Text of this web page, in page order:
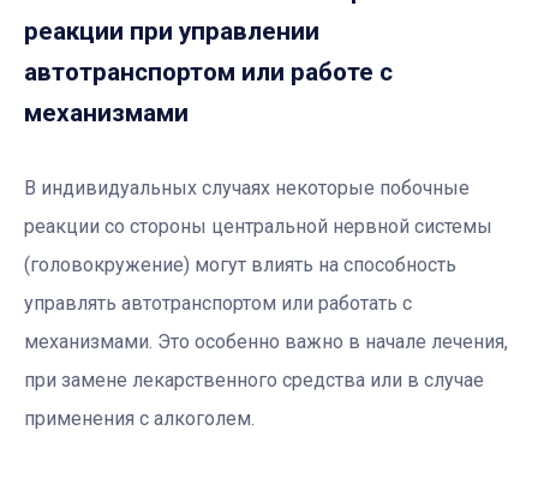
реакции при управлении
автотранспортом или работе с
механизмами
В индивидуальных случаях некоторые побочные
реакции со стороны центральной нервной системы
(головокружение) могут влиять на способность
управлять автотранспортом или работать с
механизмами. Это особенно важно в начале лечения,
при замене лекарственного средства или в случае
применения с алкоголем.